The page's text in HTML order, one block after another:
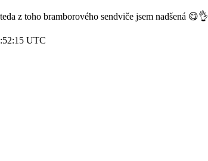
z toho bramborového sendviče jsem nadšená 😋👌
UTC